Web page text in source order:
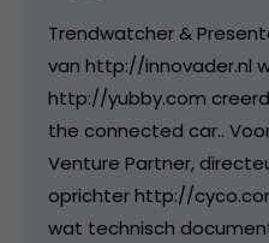
Trendwatcher &
van http://innovader.nl
http://yubby.com
the connected car..
Venture Partner,
oprichter http://
wat technisch